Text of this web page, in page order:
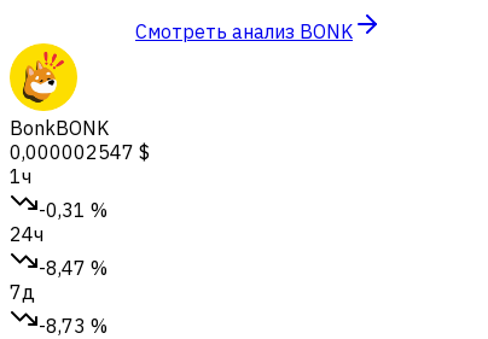
Смотреть анализ BONK
BonkBONK
0,000002547 $
1ч
-0,31 %
24ч
-8,47 %
7д
-8,73 %